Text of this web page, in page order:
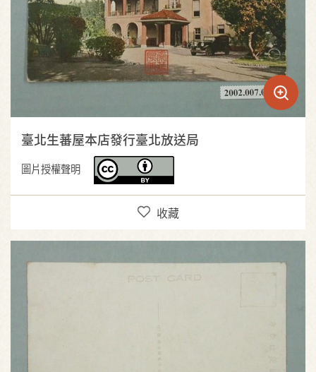
臺北生蕃屋本店發行臺北放送局
圖片授權聲明
收藏